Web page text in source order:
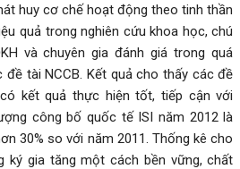
huy cơ chế hoạt động theo tinh thần
quả trong nghiên cứu khoa học, chú
và chuyên gia đánh giá trong quá
tài NCCB. Kết quả cho thấy các đề
kết quả thực hiện tốt, tiếp cận với
công bố quốc tế ISI năm 2012 là
30% so với năm 2011. Thống kê cho
ký gia tăng một cách bền vững, chất